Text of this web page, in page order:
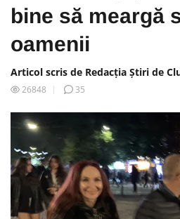
bine să meargă
oamenii
Articol scris de Redacția Știri de
26848
35